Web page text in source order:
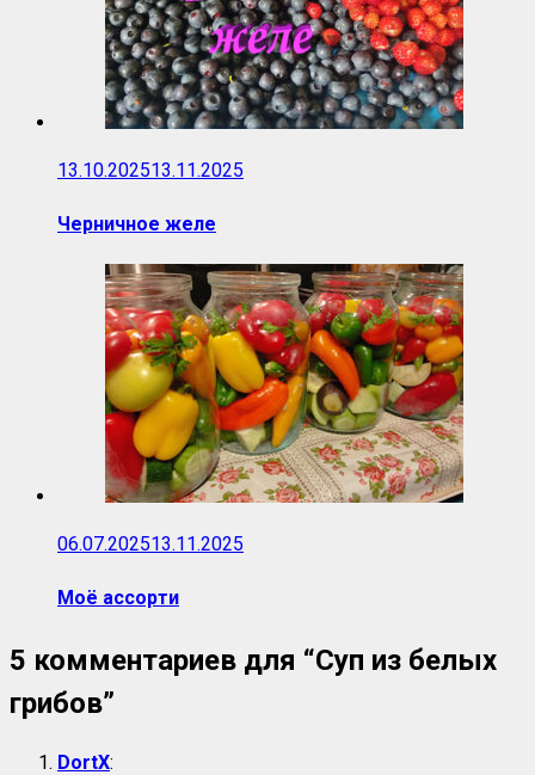
13.10.202513.11.2025
Черничное желе
06.07.202513.11.2025
Моё ассорти
5 комментариев для “Суп из белых
грибов”
DortX: